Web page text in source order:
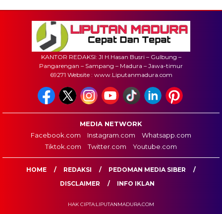
KANTOR REDAKSI: Jl H.Hasan Busri – Gulbung –
Pangarengan – Sampang – Madura – Jawa-timur
69271 Website : www.Liputanmadura.com
MEDIA NETWORK
Facebook.com
Instagram.com
Whatsapp.com
Tiktok.com
Twitter.com Youtube.com
HOME REDAKSI
PEDOMAN MEDIA SIBER
DISCLAIMER
INFO IKLAN
HAK CIPTA:LIPUTANMADURA.COM